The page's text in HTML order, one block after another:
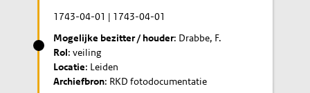
1743-04-01 | 1743-04-01
Mogelijke bezitter / houder: Drabbe, F.
Rol: veiling
Locatie: Leiden
Archiefbron: RKD fotodocumentatie